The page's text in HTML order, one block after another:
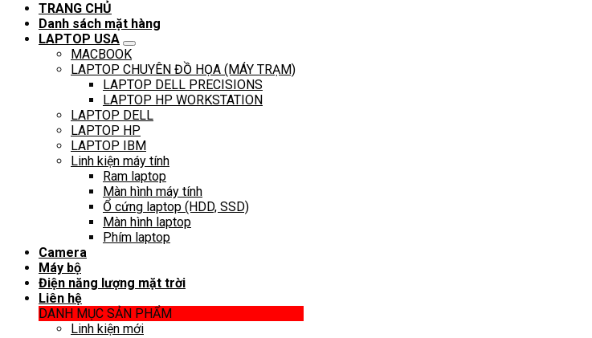
TRANG CHỦ
Danh sách mặt hàng
LAPTOP USA
MACBOOK
LAPTOP CHUYÊN ĐỒ HỌA (MÁY TRẠM)
LAPTOP DELL PRECISIONS
LAPTOP HP WORKSTATION
LAPTOP DELL
LAPTOP HP
LAPTOP IBM
Linh kiện máy tính
Ram laptop
Màn hình máy tính
Ổ cứng laptop (HDD, SSD)
Màn hình laptop
Phím laptop
Camera
Máy bộ
Điện năng lượng mặt trời
Liên hệ
DANH MỤC SẢN PHẨM
Linh kiện mới